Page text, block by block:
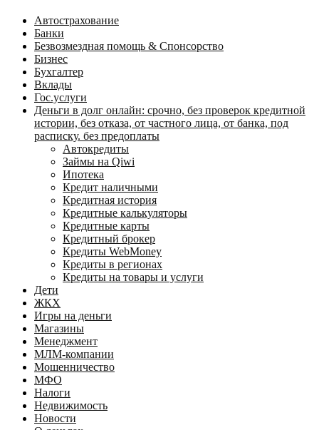
Автострахование
Банки
Безвозмездная помощь & Спонсорство
Бизнес
Бухгалтер
Вклады
Гос.услуги
Деньги в долг онлайн: срочно, без проверок кредитной
истории, без отказа, от частного лица, от банка, под
расписку. без предоплаты
Автокредиты
Займы на Qiwi
Ипотека
Кредит наличными
Кредитная история
Кредитные калькуляторы
Кредитные карты
Кредитный брокер
Кредиты WebMoney
Кредиты в регионах
Кредиты на товары и услуги
Дети
ЖКХ
Игры на деньги
Магазины
Менеджмент
МЛМ-компании
Мошенничество
МФО
Налоги
Недвижимость
Новости